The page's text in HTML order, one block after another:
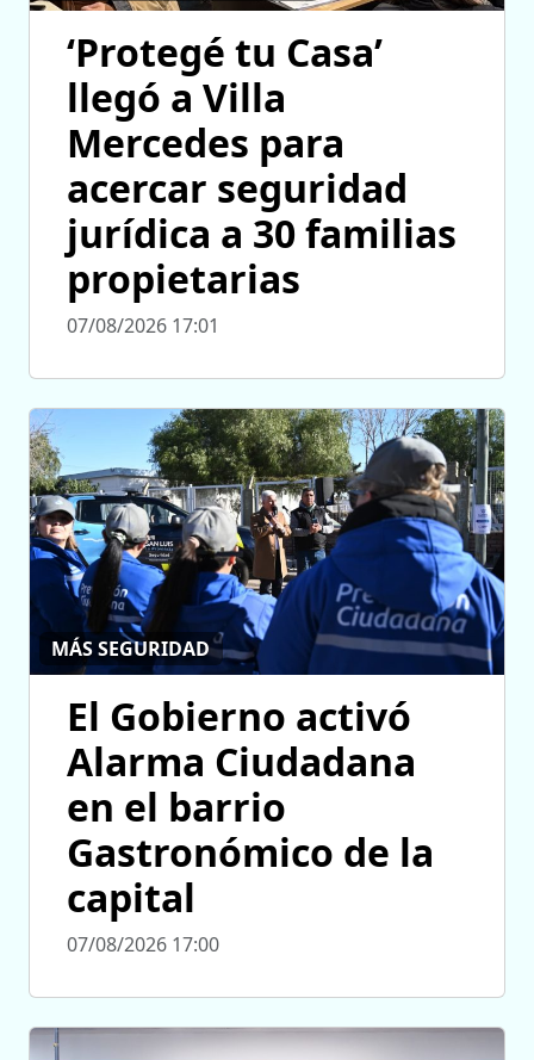
‘Protegé tu Casa’
llegó a Villa
Mercedes para
acercar seguridad
jurídica a 30 familias
propietarias
07/08/2026 17:01
MÁS SEGURIDAD
El Gobierno activó
Alarma Ciudadana
en el barrio
Gastronómico de la
capital
07/08/2026 17:00